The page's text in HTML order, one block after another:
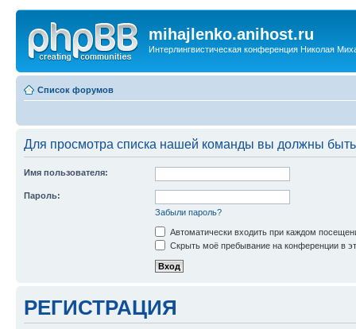
mihajlenko.anihost.ru
Интерлингвистическая конференция Николая
Список форумов
Для просмотра списка нашей команды вы должны
Имя пользователя:
Пароль:
Забыли пароль?
Автоматически входить при каждом
Скрыть моё пребывание на конференции в
РЕГИСТРАЦИЯ